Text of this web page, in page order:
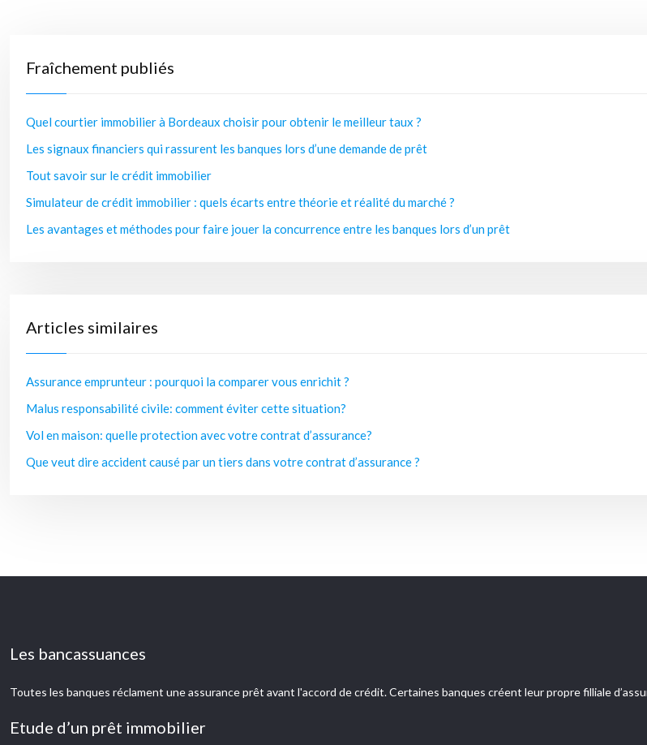
Fraîchement publiés
Quel courtier immobilier à Bordeaux choisir pour obtenir le meilleur taux ?
Les signaux financiers qui rassurent les banques lors d’une demande de prêt
Tout savoir sur le crédit immobilier
Simulateur de crédit immobilier : quels écarts entre théorie et réalité du marché ?
Les avantages et méthodes pour faire jouer la concurrence entre les banques lors d’un prêt
Articles similaires
Assurance emprunteur : pourquoi la comparer vous enrichit ?
Malus responsabilité civile: comment éviter cette situation?
Vol en maison: quelle protection avec votre contrat d’assurance?
Que veut dire accident causé par un tiers dans votre contrat d’assurance ?
Les bancassuances
Toutes les banques réclament une assurance prêt avant l'accord de crédit. Certaines banques créent leur propre filliale
Etude d’un prêt immobilier